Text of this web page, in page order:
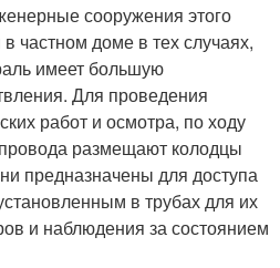
сооружения этого
частном доме в тех случаях,
имеет большую
Для проведения
работ и осмотра, по ходу
размещают колодцы
предназначены для доступа
в трубах для их
и наблюдения за состоянием